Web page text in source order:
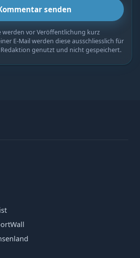
senden
werden vor Veröffentlichung kurz
E-Mail werden diese ausschliesslich für
genutzt und nicht gespeichert.